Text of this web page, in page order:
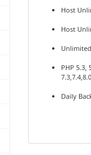
Host
Host
PHP 5.3,
Daily